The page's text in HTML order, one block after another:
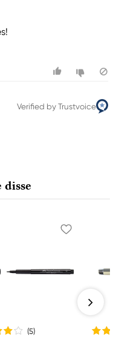
Verified by Trustvoice
(5)